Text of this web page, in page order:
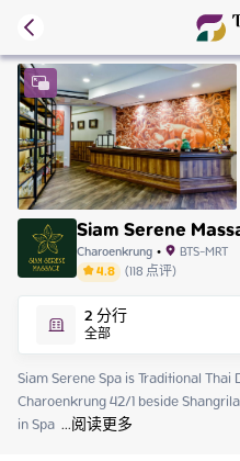
Siam Serene
Charoenkrung• BTS-MRT
4.8 (118点评)
Sunday
Monday
Tuesday
Wednesday
Thursday
Friday
2分行
全部
Siam Serene Spa is Traditional
Charoenkrung 42/1 beside
in Spa ...阅读更多